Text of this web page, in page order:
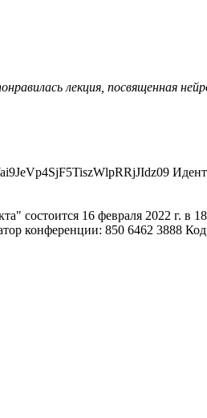
лекция, посвященная
состоится 16 февраля 2022 г. в
конференции: 850 6462 3888 Код